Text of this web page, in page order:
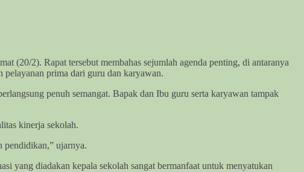
(20/2). Rapat tersebut membahas sejumlah agenda penting, di antaranya
pelayanan prima dari guru dan karyawan.
penuh semangat. Bapak dan Ibu guru serta karyawan tampak
kinerja sekolah.
pendidikan,” ujarnya.
yang diadakan kepala sekolah sangat bermanfaat untuk menyatukan